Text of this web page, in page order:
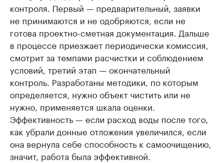
контроля. Первый — предварительный, заявки
не принимаются и не одобряются, если не
готова проектно-сметная документация. Дальше
в процессе приезжает периодически комиссия,
смотрит за темпами расчистки и соблюдением
условий, третий этап — окончательный
контроль. Разработаны методики, по которым
определяется, нужно объект чистить или не
нужно, применяется шкала оценки.
Эффективность — если расход воды после того,
как убрали донные отложения увеличился, если
она вернула себе способность к самоочищению,
значит, работа была эффективной.